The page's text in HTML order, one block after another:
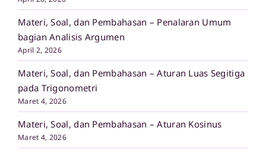
Materi, Soal, dan Pembahasan – Penalaran Umum
bagian Analisis Argumen
April 2, 2026
Materi, Soal, dan Pembahasan – Aturan Luas Segitiga
pada Trigonometri
Maret 4, 2026
Materi, Soal, dan Pembahasan – Aturan Kosinus
Maret 4, 2026